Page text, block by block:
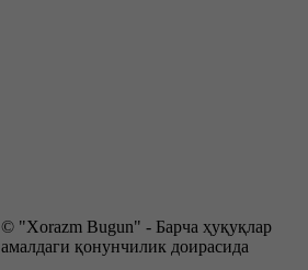
© "Xorazm Bugun" - Барча ҳуқуқлар
амалдаги қонунчилик доирасида